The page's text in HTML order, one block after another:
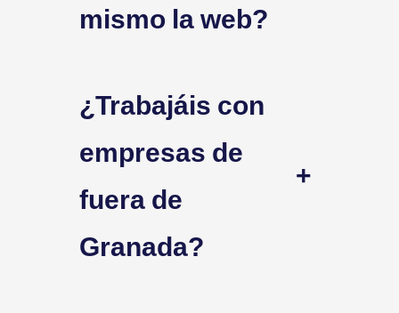
mismo la web?
¿Trabajáis con
empresas de
fuera de
Granada?
+